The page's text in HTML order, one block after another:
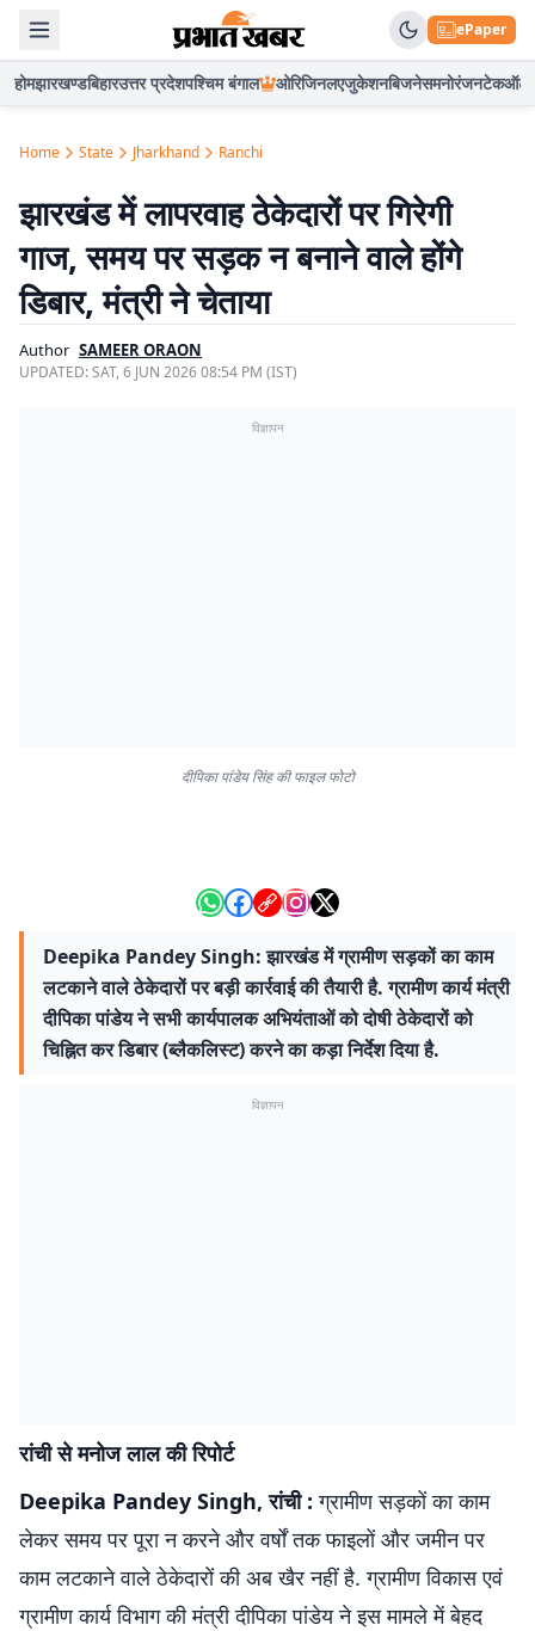
ePaper
होमझारखण्डबिहारउत्तर प्रदेशपश्चिम बंगाल ओरिजिनलएजुकेशनबिजनेसमनोरंजनटेकऑटो
Home State Jharkhand Ranchi
झारखंड में लापरवाह ठेकेदारों पर गिरेगी
गाज, समय पर सड़क न बनाने वाले होंगे
डिबार, मंत्री ने चेताया
Author SAMEER ORAON
UPDATED:SAT, 6 JUN 2026 08:54 PM (IST)
विज्ञापन
दीपिका पांडेय सिंह की फाइल फोटो
Deepika Pandey Singh: झारखंड में ग्रामीण सड़कों का काम
लटकाने वाले ठेकेदारों पर बड़ी कार्रवाई की तैयारी है. ग्रामीण कार्य मंत्री
दीपिका पांडेय ने सभी कार्यपालक अभियंताओं को दोषी ठेकेदारों को
चिह्नित कर डिबार (ब्लैकलिस्ट) करने का कड़ा निर्देश दिया है.
विज्ञापन
रांची से मनोज लाल की रिपोर्ट
Deepika Pandey Singh, रांची : ग्रामीण सड़कों का काम
लेकर समय पर पूरा न करने और वर्षों तक फाइलों और जमीन पर
काम लटकाने वाले ठेकेदारों की अब खैर नहीं है. ग्रामीण विकास एवं
ग्रामीण कार्य विभाग की मंत्री दीपिका पांडेय ने इस मामले में बेहद